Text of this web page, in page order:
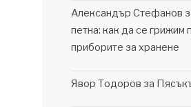
Александър Стефанов
петна: как да се грижим
приборите за хранене
Явор Тодоров за